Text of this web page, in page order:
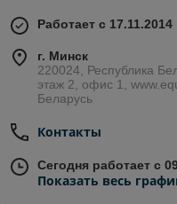
Работает с 17.11.2014
г. Минск
220024, Республика
этаж 2, офис 1,
Беларусь
Контакты
Сегодня работает с
Показать весь